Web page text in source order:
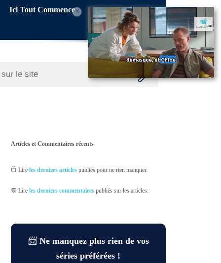
Ici Tout Commence×
Articles et Commentaires récents
📺 Lireles derniers articles publiés pour ne rien manquer.
💬 Lireles derniers commentaires publiés sur les articles.
📨 Ne manquez plus rien de vos
séries préférées !